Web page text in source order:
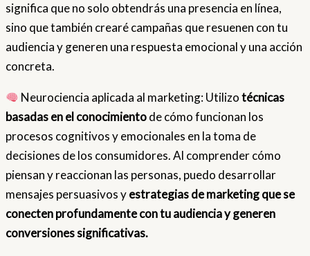
significa que no solo obtendrás una presencia en línea,
sino que también crearé campañas que resuenen con tu
audiencia y generen una respuesta emocional y una acción
concreta.
Neurociencia aplicada al marketing: Utilizotécnicas
basadas en el conocimientode cómo funcionan los
procesos cognitivos y emocionales en la toma de
decisiones de los consumidores. Al comprender cómo
piensan y reaccionan las personas, puedo desarrollar
mensajes persuasivos yestrategias de marketing que se
conecten profundamente con tu audiencia y generen
conversiones significativas.